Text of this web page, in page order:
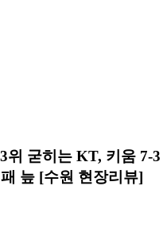
위 굳히는 KT, 키움 7-3
늪 [수원 현장리뷰]